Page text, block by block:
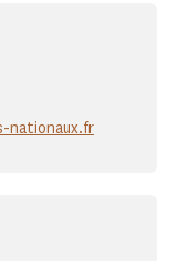
nationaux.fr